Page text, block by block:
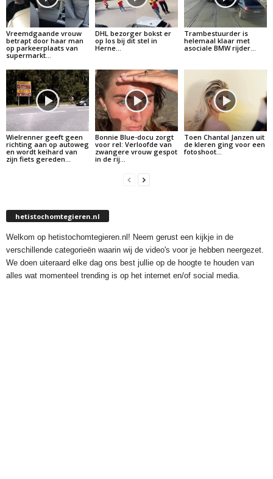
Vreemdgaande vrouw
betrapt door haar man
op parkeerplaats van
supermarkt…
DHL bezorger bokst er
op los bij dit stel in
Herne…
Trambestuurder is
helemaal klaar met
asociale BMW rijder…
Wielrenner geeft geen
richting aan op autoweg
en wordt keihard van
zijn fiets gereden…
Bonnie Blue-docu zorgt
voor rel: Verloofde van
zwangere vrouw gespot
in de rij…
Toen Chantal Janzen uit
de kleren ging voor een
fotoshoot…
hetistochomtegieren.nl
Welkom op hetistochomtegieren.nl! Neem gerust een kijkje in de
verschillende categorieën waarin wij de video's voor je hebben neergezet.
We doen uiteraard elke dag ons best jullie op de hoogte te houden van
alles wat momenteel trending is op het internet en/of social media.